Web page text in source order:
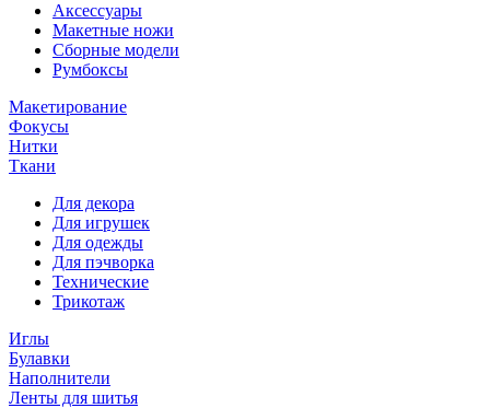
Аксессуары
Макетные ножи
Сборные модели
Румбоксы
Макетирование
Фокусы
Нитки
Ткани
Для декора
Для игрушек
Для одежды
Для пэчворка
Технические
Трикотаж
Иглы
Булавки
Наполнители
Ленты для шитья